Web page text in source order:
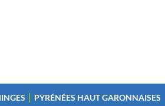
PYRÉNÉES HAUT GARONNAISES